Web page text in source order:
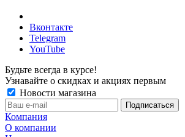
Вконтакте
Telegram
YouTube
Будьте всегда в курсе!
Узнавайте о скидках и акциях первым
Новости магазина
Компания
О компании